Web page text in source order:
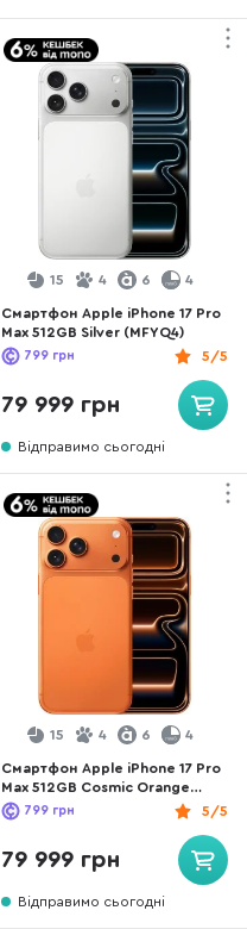
15 4 6 4
Смартфон Apple iPhone 17 Pro
Max 512GB Silver (MFYQ4)
5/5
799 грн
79 999 грн
Відправимо сьогодні
15 4 6 4
Смартфон Apple iPhone 17 Pro
Max 512GB Cosmic Orange
(MFYT4)
5/5
799 грн
79 999 грн
Відправимо сьогодні